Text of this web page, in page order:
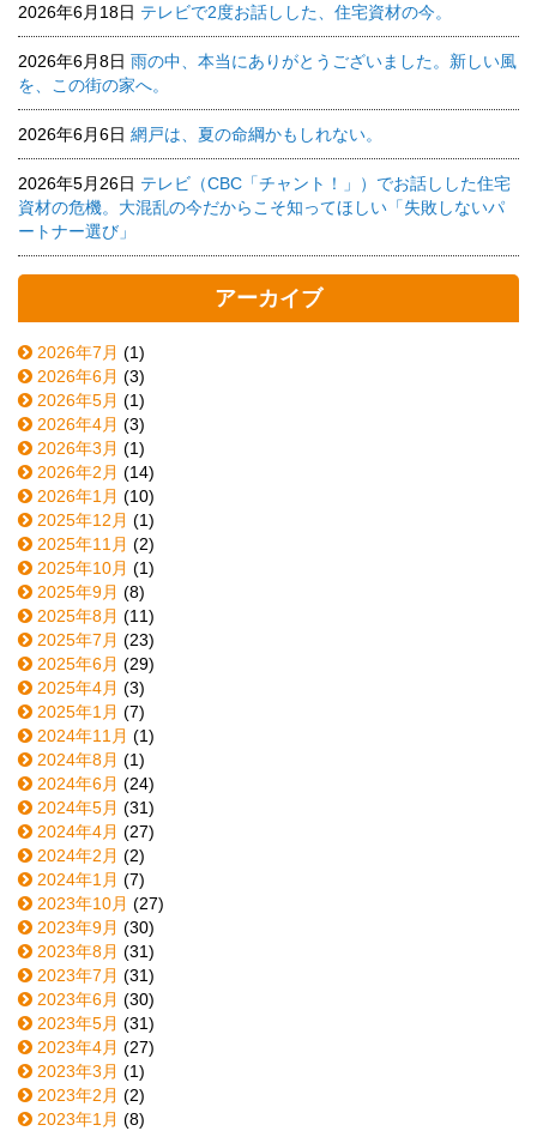
2026年6月18日 テレビで2度お話しした、住宅資材の今。
2026年6月8日 雨の中、本当にありがとうございました。新しい風
を、この街の家へ。
2026年6月6日 網戸は、夏の命綱かもしれない。
2026年5月26日 テレビ（CBC「チャント！」）でお話しした住宅
資材の危機。大混乱の今だからこそ知ってほしい「失敗しないパ
ートナー選び」
アーカイブ
2026年7月 (1)
2026年6月 (3)
2026年5月 (1)
2026年4月 (3)
2026年3月 (1)
2026年2月 (14)
2026年1月 (10)
2025年12月 (1)
2025年11月 (2)
2025年10月 (1)
2025年9月 (8)
2025年8月 (11)
2025年7月 (23)
2025年6月 (29)
2025年4月 (3)
2025年1月 (7)
2024年11月 (1)
2024年8月 (1)
2024年6月 (24)
2024年5月 (31)
2024年4月 (27)
2024年2月 (2)
2024年1月 (7)
2023年10月 (27)
2023年9月 (30)
2023年8月 (31)
2023年7月 (31)
2023年6月 (30)
2023年5月 (31)
2023年4月 (27)
2023年3月 (1)
2023年2月 (2)
2023年1月 (8)